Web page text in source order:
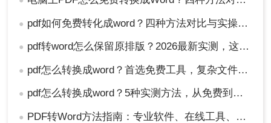
● pdf如何免费转化成word？四种方法对比与实操指南（附详细表格）
● pdf转word怎么保留原排版？2026最新实测，这5种方法从免费到专业全搞定！
● pdf怎么转换成word？首选免费工具，复杂文件再上专业软件！
● pdf怎么转换成word？5种实测方法，从免费到专业全攻略！
● PDF转Word方法指南：专业软件、在线工具、Word内置与改后缀名4种方案对比！